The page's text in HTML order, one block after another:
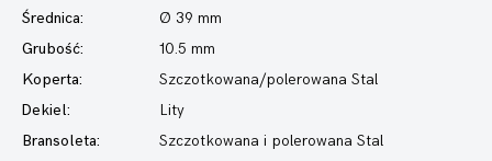
Średnica:
Ø 39 mm
Grubość:
10.5 mm
Koperta:
Szczotkowana/polerowana Stal
Dekiel:
Lity
Bransoleta:
Szczotkowana i polerowana Stal